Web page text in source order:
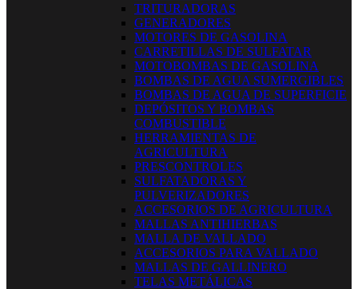
TRITURADORAS
GENERADORES
MOTORES DE GASOLINA
CARRETILLAS DE SULFATAR
MOTOBOMBAS DE GASOLINA
BOMBAS DE AGUA SUMERGIBLES
BOMBAS DE AGUA DE SUPERFICIE
DEPÓSITOS Y BOMBAS
COMBUSTIBLE
HERRAMIENTAS DE
AGRICULTURA
PRESCONTROLES
SULFATADORAS Y
PULVERIZADORES
ACCESORIOS DE AGRICULTURA
MALLAS ANTIHIERBAS
MALLA DE VALLADO
ACCESORIOS PARA VALLADO
MALLAS DE GALLINERO
TELAS METÁLICAS